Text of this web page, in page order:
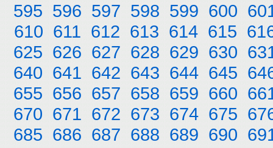
595 596 597 598 599 600
610 611 612 613 614 615
625 626 627 628 629 630
640 641 642 643 644 645
655 656 657 658 659 660
670 671 672 673 674 675
685 686 687 688 689 690